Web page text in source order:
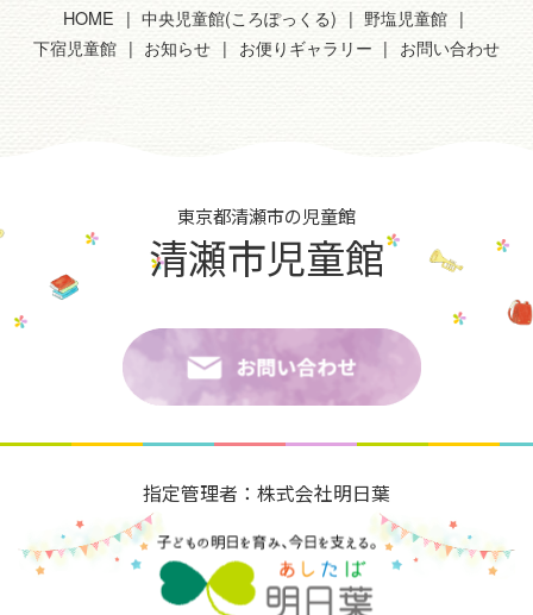
HOME 中央児童館(ころぽっくる)
野塩児童館
下宿児童館
お知らせ お便りギャラリー お問い合わせ
東京都清瀬市の児童館
清瀬市児童館
指定管理者：株式会社明日葉